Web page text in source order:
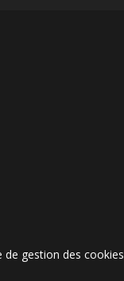
de gestion des cookies